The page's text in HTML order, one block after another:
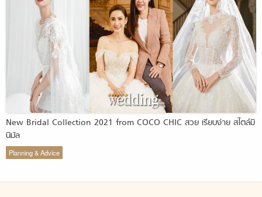
New Bridal Collection 2021 from COCO CHIC สวย เรียบง่าย สไตล์มิ
นิมัล
Planning & Advice